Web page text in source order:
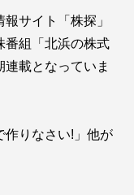
サイト「株探」
番組「北浜の株式
載となっていま
作りなさい!」他が